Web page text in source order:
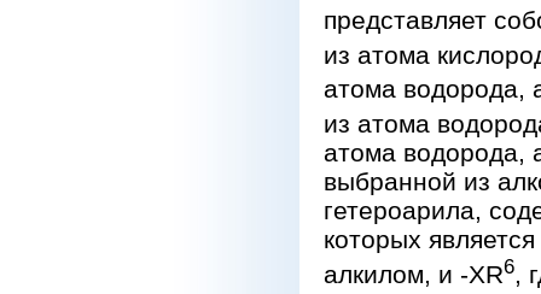
представляет
из атома
атома водорода,
из атома
атома водорода,
выбранной из
гетероарила,
которых
алкилом, и -XR6,